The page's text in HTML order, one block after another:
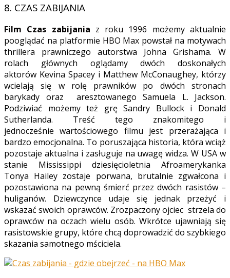
8. CZAS ZABIJANIA
Film Czas zabijania z roku 1996 możemy aktualnie
pooglądać na platformie HBO Max powstał na motywach
thrillera prawniczego autorstwa Johna Grishama. W
rolach głównych oglądamy dwóch doskonałych
aktorów Kevina Spacey i Matthew McConaughey, którzy
wcielają się w rolę prawników po dwóch stronach
barykady oraz aresztowanego Samuela L. Jackson.
Podziwiać możemy też grę Sandry Bullock i Donald
Sutherlanda. Treść tego znakomitego i
jednocześniewartościowego filmu jest przerażająca i
bardzo emocjonalna. To poruszająca historia, która wciąż
pozostaje aktualna i zasługuje na uwagę widza. W USA w
stanie Mississippi dziesięcioletnia Afroamerykanka
Tonya Hailey zostaje porwana, brutalnie zgwałcona i
pozostawiona na pewną śmierć przez dwóch rasistów –
huliganów. Dziewczynce udaje się jednak przeżyć i
wskazać swoich oprawców. Zrozpaczony ojciec strzela do
oprawców na oczach wielu osób. Wkrótce ujawniają się
rasistowskie grupy, które chcą doprowadzić do szybkiego
skazania samotnego mściciela.